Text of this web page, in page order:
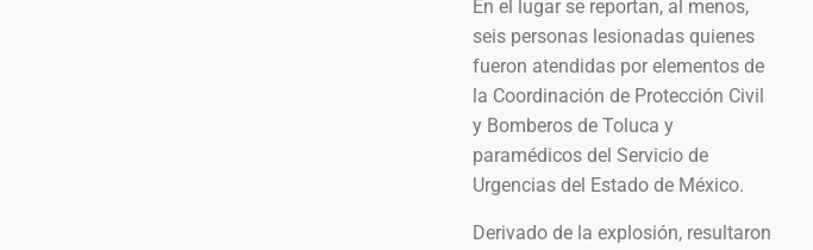
En el lugar se reportan, al menos,
seis personas lesionadas quienes
fueron atendidas por elementos de
la Coordinación de Protección Civil
y Bomberos de Toluca y
paramédicos del Servicio de
Urgencias del Estado de México.
Derivado de la explosión, resultaron